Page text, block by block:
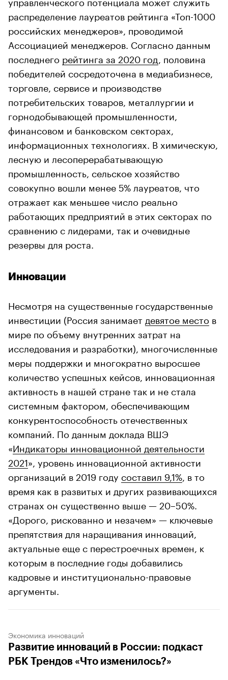
распределение лауреатов рейтинга «Топ-1000
российских менеджеров», проводимой
Ассоциацией менеджеров. Согласно данным
последнего рейтинга за 2020 год , половина
победителей сосредоточена в медиабизнесе,
торговле, сервисе и производстве
потребительских товаров, металлургии и
горнодобывающей промышленности,
финансовом и банковском секторах,
информационных технологиях. В химическую,
лесную и лесоперерабатывающую
промышленность, сельское хозяйство
совокупно вошли менее 5% лауреатов, что
отражает как меньшее число реально
работающих предприятий в этих секторах по
сравнению с лидерами, так и очевидные
резервы для роста.
Инновации
Несмотря на существенные государственные
инвестиции (Россия занимает девятое место в
мире по объему внутренних затрат на
исследования и разработки), многочисленные
меры поддержки и многократно выросшее
количество успешных кейсов, инновационная
активность в нашей стране так и не стала
системным фактором, обеспечивающим
конкурентоспособность отечественных
компаний. По данным доклада ВШЭ
«Индикаторы инновационной деятельности
2021», уровень инновационной активности
организаций в 2019 году составил 9,1% , в то
время как в развитых и других развивающихся
странах он существенно выше — 20–50%.
«Дорого, рискованно и незачем» — ключевые
препятствия для наращивания инноваций,
актуальные еще с перестроечных времен, к
которым в последние годы добавились
кадровые и институционально-правовые
аргументы.
Экономика инноваций
Развитие инноваций в России: подкаст
РБК Трендов «Что изменилось?»